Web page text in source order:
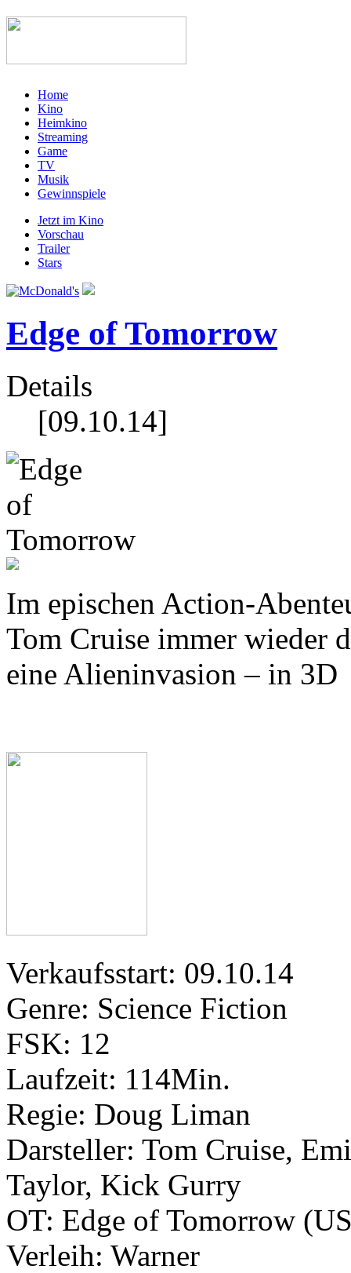
Home
Kino
Heimkino
Streaming
Game
TV
Musik
Gewinnspiele
Jetzt im Kino
Vorschau
Trailer
Stars
Edge of Tomorrow
Details
[09.10.14]
Im epischen Action-
Tom Cruise immer wieder
eine Alieninvasion – in 3D
Verkaufsstart: 09.10.14
Genre: Science Fiction
FSK: 12
Laufzeit: 114Min.
Regie: Doug Liman
Darsteller: Tom Cruise,
Taylor, Kick Gurry
OT: Edge of Tomorrow
Verleih: Warner